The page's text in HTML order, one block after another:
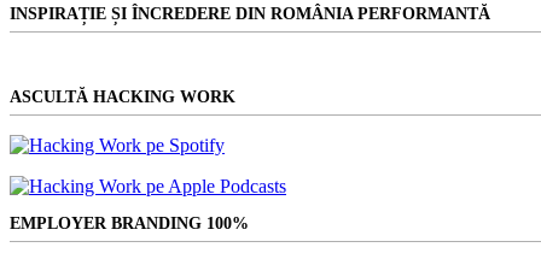
INSPIRAȚIE ȘI ÎNCREDERE DIN ROMÂNIA PERFORMANTĂ
ASCULTĂ HACKING WORK
EMPLOYER BRANDING 100%